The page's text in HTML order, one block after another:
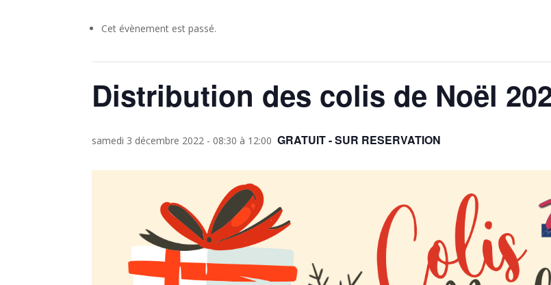
Cet évènement est passé.
Distribution des colis de Noël
samedi 3 décembre 2022 - 08:30 à 12:00 GRATUIT - SUR RESERVATION